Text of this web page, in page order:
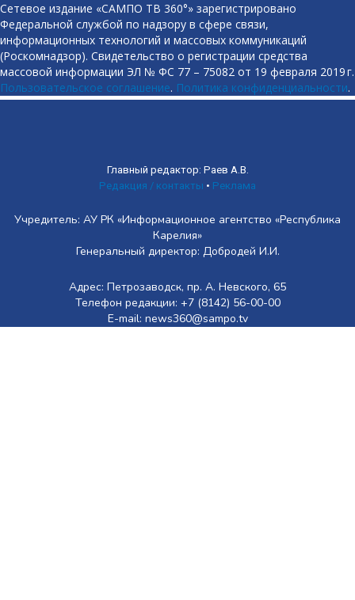
Сетевое издание «САМПО ТВ 360°» зарегистрировано
Федеральной службой по надзору в сфере связи,
информационных технологий и массовых коммуникаций
(Роскомнадзор). Свидетельство о регистрации средства
массовой информации ЭЛ № ФС 77 – 75082 от 19 февраля 2019 г.
Пользовательское соглашение. Политика конфиденциальности.
Главный редактор: Раев А.В.
Редакция / контакты • Реклама
Учредитель: АУ РК «Информационное агентство «Республика
Карелия»
Генеральный директор: Добродей И.И.
Адрес: Петрозаводск, пр. А. Невского, 65
Телефон редакции: +7 (8142) 56-00-00
E-mail: news360@sampo.tv